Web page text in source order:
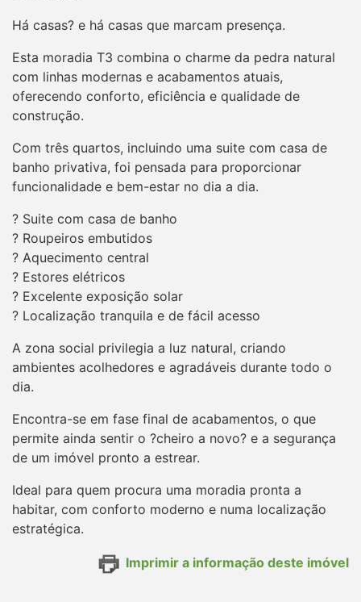
Há casas? e há casas que marcam presença.
Esta moradia T3 combina o charme da pedra natural
com linhas modernas e acabamentos atuais,
oferecendo conforto, eficiência e qualidade de
construção.
Com três quartos, incluindo uma suite com casa de
banho privativa, foi pensada para proporcionar
funcionalidade e bem-estar no dia a dia.
? Suite com casa de banho
? Roupeiros embutidos
? Aquecimento central
? Estores elétricos
? Excelente exposição solar
? Localização tranquila e de fácil acesso
A zona social privilegia a luz natural, criando
ambientes acolhedores e agradáveis durante todo o
dia.
Encontra-se em fase final de acabamentos, o que
permite ainda sentir o ?cheiro a novo? e a segurança
de um imóvel pronto a estrear.
Ideal para quem procura uma moradia pronta a
habitar, com conforto moderno e numa localização
estratégica.
Imprimir a informação deste imóvel